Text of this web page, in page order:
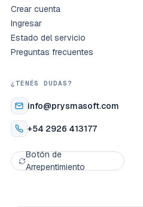
Crear cuenta
Ingresar
Estado del servicio
Preguntas frecuentes
¿TENÉS DUDAS?
info@prysmasoft.com
+54 2926 413177
Botón de
Arrepentimiento